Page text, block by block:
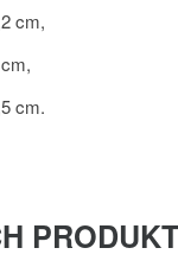
cm,
cm.